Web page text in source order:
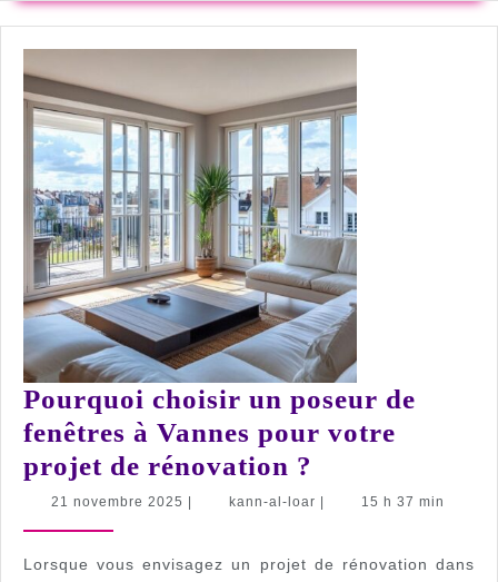
:
créez
jardin
enchanté
magique
Pourquoi choisir un poseur de
fenêtres à Vannes pour votre
projet de rénovation ?
choisir
poseur
21 novembre 2025 21
kann-al-loar kann-
15 h 37 min
Lorsque vous envisagez un projet de rénovation dans